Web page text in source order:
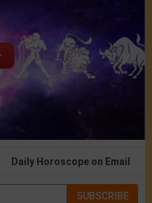
Daily Horoscope on Email
SUBSCRIBE